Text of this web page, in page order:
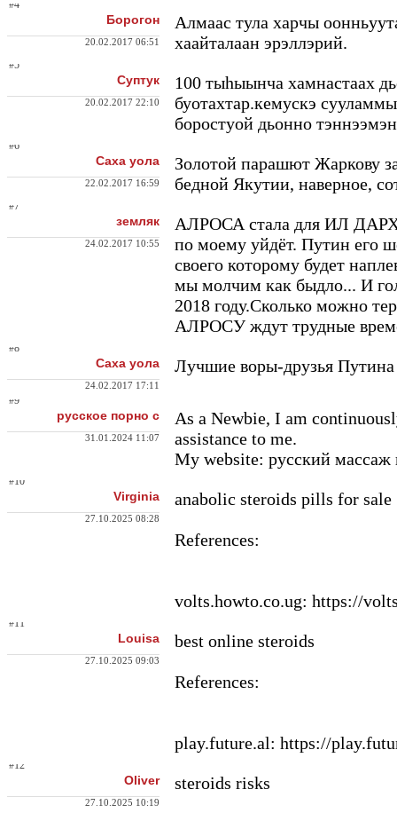
#4
Борогон
20.02.2017 06:51
Алмаас тула харчы
хаайталаан эрэллэрий.
#5
Суптук
20.02.2017 22:10
100 тыhыынча хамнастаах
буотахтар.кемускэ
боростуой дьонно
#6
Саха уола
22.02.2017 16:59
Золотой парашют Жаркову за
бедной Якутии, наверное,
#7
земляк
24.02.2017 10:55
АЛРОСА стала для ИЛ
по моему уйдёт. Путин его
своего которому будет
мы молчим как быдло... И
2018 году.Сколько можно
АЛРОСУ ждут трудные
#8
Саха уола
24.02.2017 17:11
Лучшие воры-друзья Путина
#9
русское порно с
31.01.2024 11:07
As a Newbie, I am
assistance to me.
My website: русский массаж
#10
Virginia
27.10.2025 08:28
anabolic steroids pills for sale
References:
volts.howto.co.ug: https://
#11
Louisa
27.10.2025 09:03
best online steroids
References:
play.future.al: https://
#12
Oliver
27.10.2025 10:19
steroids risks